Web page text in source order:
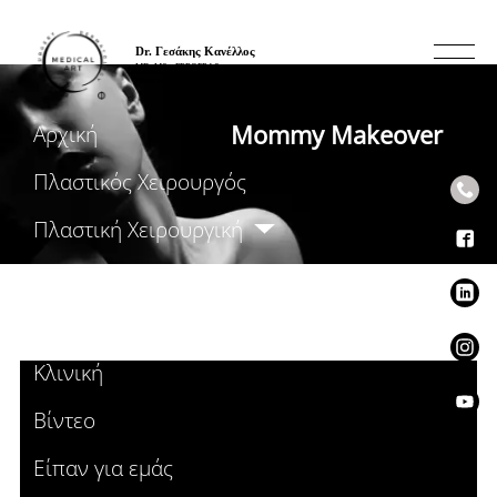
Αρχική
Πλαστικός Χειρουργός
Πλαστική Χειρουργική
Κλινική
Βίντεο
Είπαν για εμάς
Mommy Makeover